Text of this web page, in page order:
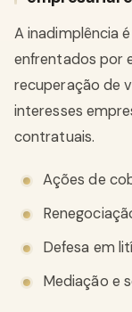
A inadimplência
enfrentados por
recuperação de
interesses
contratuais.
Ações de
Defesa em
Mediação e